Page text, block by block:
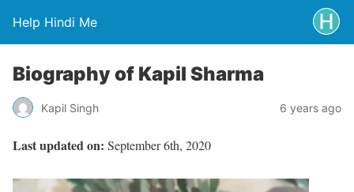
Help Hindi Me
Biography of Kapil Sharma
Kapil Singh 6 years ago
Last updated on: September 6th, 2020